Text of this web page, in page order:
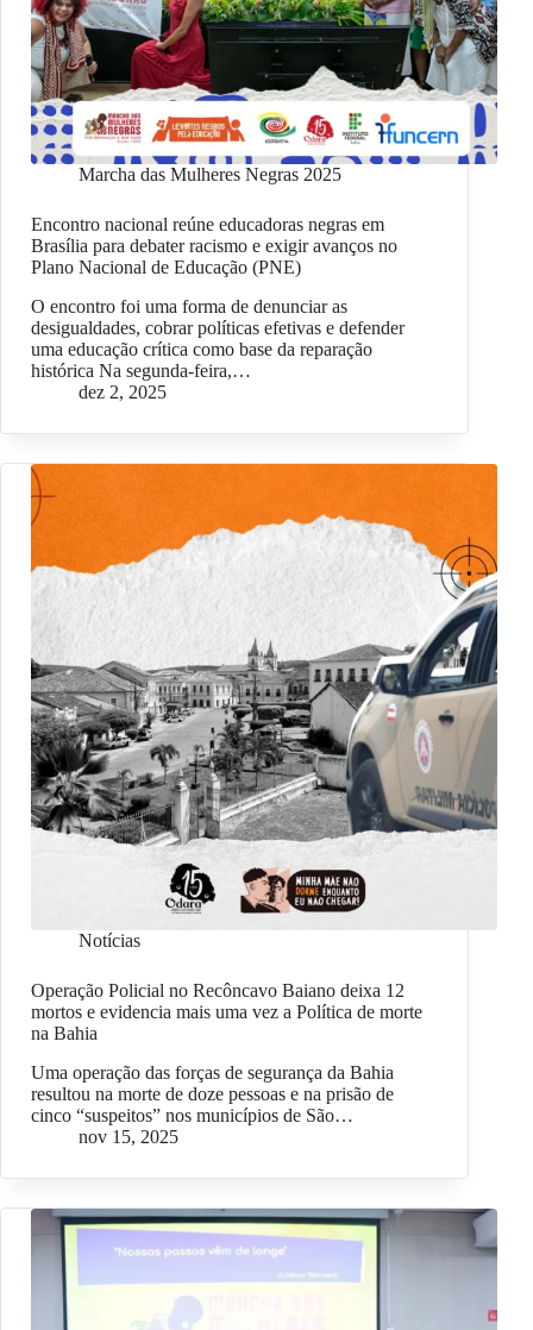
Marcha das Mulheres Negras 2025
Encontro nacional reúne educadoras negras em
Brasília para debater racismo e exigir avanços no
Plano Nacional de Educação (PNE)
O encontro foi uma forma de denunciar as
desigualdades, cobrar políticas efetivas e defender
uma educação crítica como base da reparação
histórica Na segunda-feira,…
dez 2, 2025
Notícias
Operação Policial no Recôncavo Baiano deixa 12
mortos e evidencia mais uma vez a Política de morte
na Bahia
Uma operação das forças de segurança da Bahia
resultou na morte de doze pessoas e na prisão de
cinco “suspeitos” nos municípios de São…
nov 15, 2025